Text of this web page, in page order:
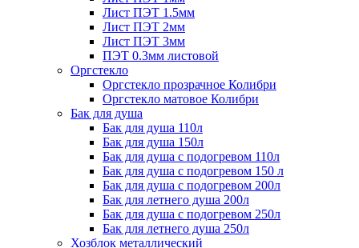
Лист ПЭТ 1.5мм
Лист ПЭТ 2мм
Лист ПЭТ 3мм
ПЭТ 0.3мм листовой
Оргстекло
Оргстекло прозрачное Колибри
Оргстекло матовое Колибри
Бак для душа
Бак для душа 110л
Бак для душа 150л
Бак для душа с подогревом 110л
Бак для душа с подогревом 150 л
Бак для душа с подогревом 200л
Бак для летнего душа 200л
Бак для душа с подогревом 250л
Бак для летнего душа 250л
Хозблок металлический